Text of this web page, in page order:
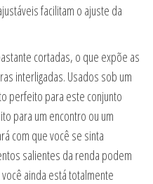
facilitam o ajuste da
cortadas, o que expõe as
interligadas. Usados sob um
perfeito para este conjunto
para um encontro ou um
com que você se sinta
salientes da renda podem
ainda está totalmente